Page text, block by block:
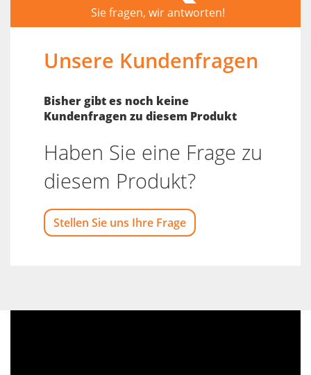
Sie fragen, wir antworten!
Unsere Kundenfragen
Bisher gibt es noch keine
Kundenfragen zu diesem Produkt
Haben Sie eine Frage zu
diesem Produkt?
Stellen Sie uns Ihre Frage